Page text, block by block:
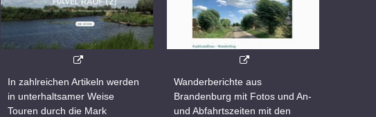
In zahlreichen Artikeln werden
in unterhaltsamer Weise
Touren durch die Mark
Wanderberichte aus
Brandenburg mit Fotos und An-
und Abfahrtszeiten mit den